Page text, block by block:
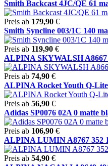
Smith Backcast 4JC/QE 61
Preis ab 179,90 €
Smith Syncline 003/1C 140
Preis ab 119,90 €
ALPINA SKYWALSH
Preis ab 74,90 €
ALPINA Rocket Youth Q-
Preis ab 56,90 €
Adidas SP0076 02A 0 matte
Preis ab 106,90 €
ALPINA LUMIN A8767 352
Preis ab 54,90 €